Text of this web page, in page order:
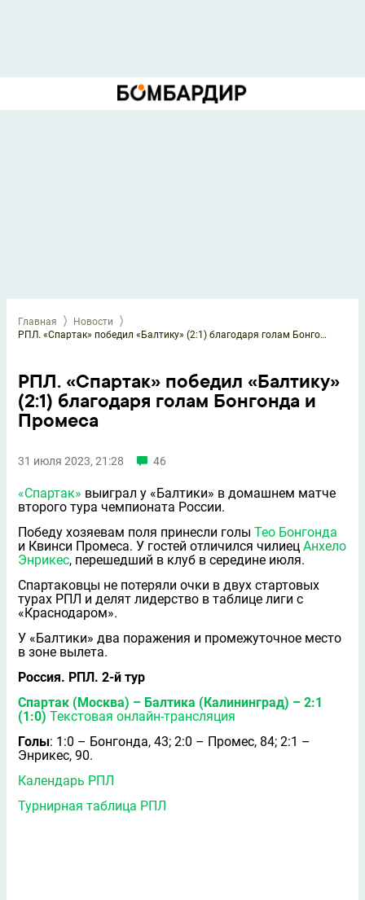
Главная
Новости
РПЛ. «Спартак» победил «Балтику» (2:1) благодаря голам Бонгонда и Промеса
РПЛ. «Спартак» победил «Балтику»
(2:1) благодаря голам Бонгонда и
Промеса
31 июля 2023, 21:28 46
«Спартак» выиграл у «Балтики» в домашнем матче
второго тура чемпионата России.
Победу хозяевам поля принесли голы Тео Бонгонда
и Квинси Промеса. У гостей отличился чилиец Анхело
Энрикес, перешедший в клуб в середине июля.
Спартаковцы не потеряли очки в двух стартовых
турах РПЛ и делят лидерство в таблице лиги с
«Краснодаром».
У «Балтики» два поражения и промежуточное место
в зоне вылета.
Россия. РПЛ. 2-й тур
Спартак (Москва) – Балтика (Калининград) – 2:1
(1:0) Текстовая онлайн-трансляция
Голы: 1:0 – Бонгонда, 43; 2:0 – Промес, 84; 2:1 –
Энрикес, 90.
Календарь РПЛ
Турнирная таблица РПЛ